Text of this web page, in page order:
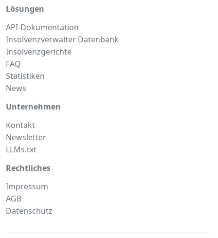
Lösungen
API-Dokumentation
Insolvenzverwalter Datenbank
Insolvenzgerichte
FAQ
Statistiken
News
Unternehmen
Kontakt
Newsletter
LLMs.txt
Rechtliches
Impressum
AGB
Datenschutz